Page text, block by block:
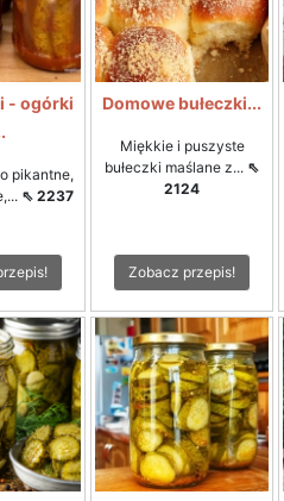
- ogórki
pikantne,
⇖ 2237
Domowe bułeczki...
Miękkie i puszyste
bułeczki maślane z... ⇖
2124
Zobacz przepis!